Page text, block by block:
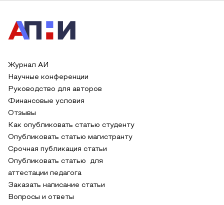
Журнал АИ
Научные конференции
Руководство для авторов
Финансовые условия
Отзывы
Как опубликовать статью студенту
Опубликовать статью магистранту
Срочная публикация статьи
Опубликовать статью для
аттестации педагога
Заказать написание статьи
Вопросы и ответы